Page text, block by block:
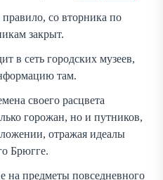
правило, со вторника по
закрыт.
в сеть городских музеев,
там.
своего расцвета
горожан, но и путников,
отражая идеалы
Брюгге.
на предметы повседневного